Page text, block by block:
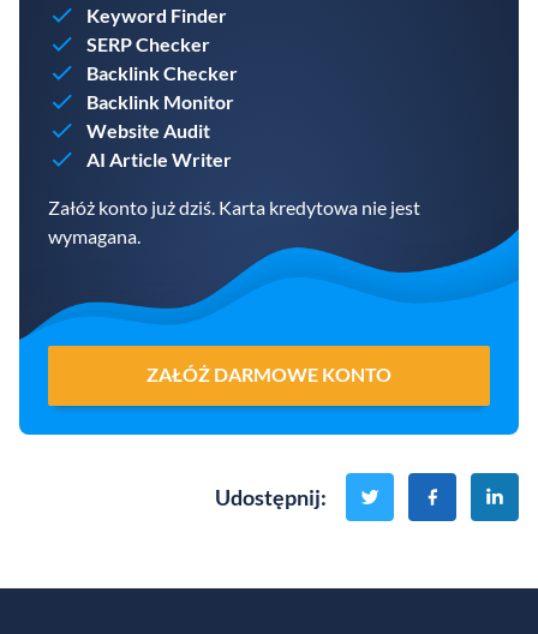
Keyword Finder
SERP Checker
Backlink Checker
Backlink Monitor
Website Audit
AI Article Writer
Załóż konto już dziś. Karta kredytowa nie jest
wymagana.
ZAŁÓŻ DARMOWE KONTO
Udostępnij: